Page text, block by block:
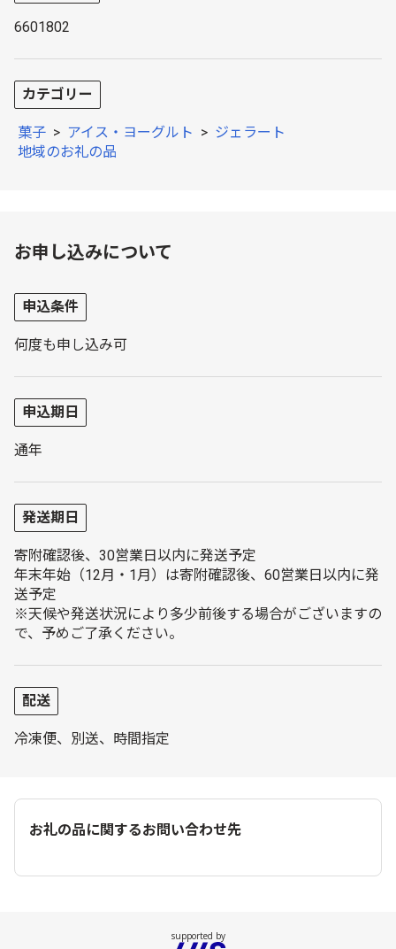
6601802
カテゴリー
菓子 > アイス・ヨーグルト > ジェラート
地域のお礼の品
お申し込みについて
申込条件
何度も申し込み可
申込期日
通年
発送期日
寄附確認後、30営業日以内に発送予定
年末年始（12月・1月）は寄附確認後、60営業日以内に発
送予定
※天候や発送状況により多少前後する場合がございますの
で、予めご了承ください。
配送
冷凍便、別送、時間指定
お礼の品に関するお問い合わせ先